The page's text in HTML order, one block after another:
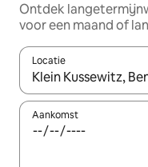
Ontdek
voor een maand of
Locatie
Wanneer er
Aankomst